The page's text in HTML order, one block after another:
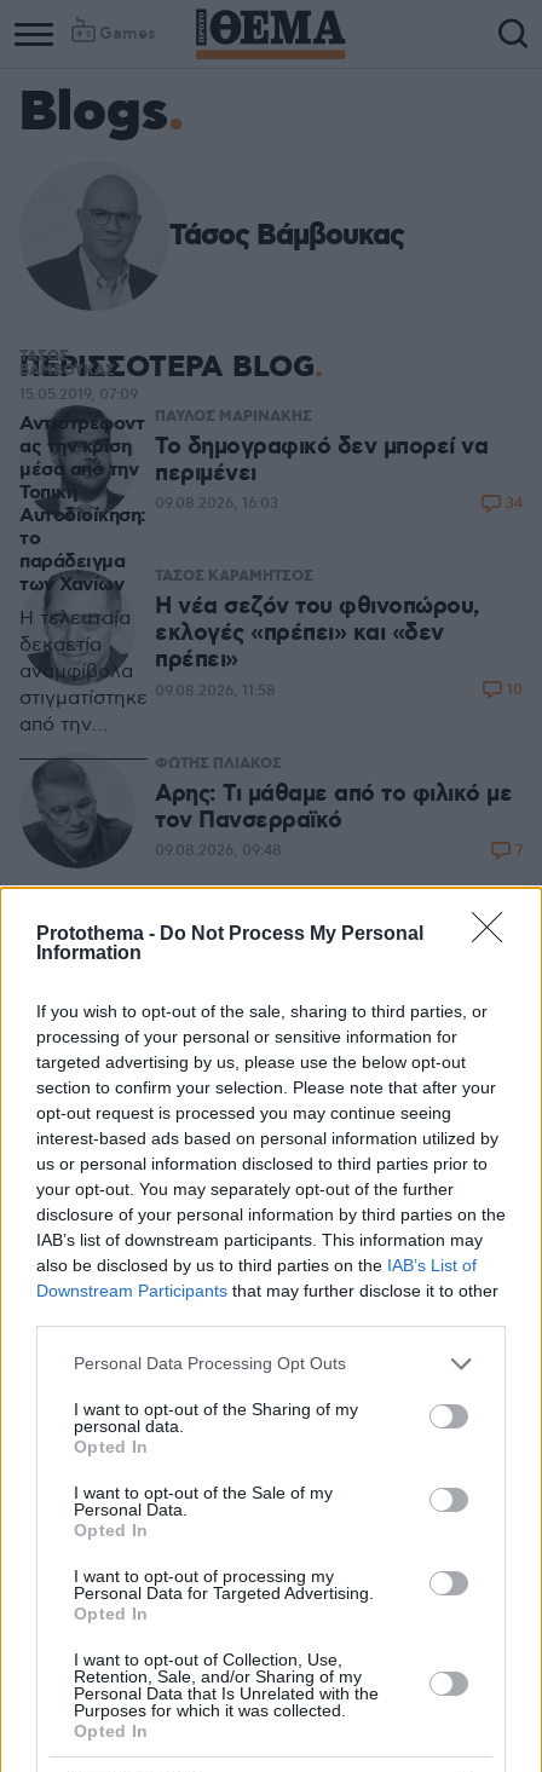
Protothema - Do Not Process My Personal
Information
If you wish to opt-out of the sale, sharing to third parties, or
processing of your personal or sensitive information for
targeted advertising by us, please use the below opt-out
section to confirm your selection. Please note that after your
opt-out request is processed you may continue seeing
interest-based ads based on personal information utilized by
us or personal information disclosed to third parties prior to
your opt-out. You may separately opt-out of the further
disclosure of your personal information by third parties on the
IAB’s list of downstream participants. This information may
also be disclosed by us to third parties on the IAB’s List of
Downstream Participants that may further disclose it to other
Please note that this website/app uses one or more Google
not limited to your visit or usage behaviour. You may click to
grant or deny consent to Google and its third-party tags to
use your data for below specified purposes in below Google
consent section.
Personal Data Processing Opt Outs
I want to opt-out of the Sharing of my
personal data.
Opted In
I want to opt-out of the Sale of my
Personal Data.
Opted In
I want to opt-out of processing my
Personal Data for Targeted Advertising.
Opted In
I want to opt-out of Collection, Use,
Retention, Sale, and/or Sharing of my
Personal Data that Is Unrelated with the
Purposes for which it was collected.
Opted In
Games
Blogs
Τάσος Βάμβουκας
ΠΕΡΙΣΣΟΤΕΡΑ BLOG
ΠΑΥΛΟΣ ΜΑΡΙΝΑΚΗΣ
Το δημογραφικό δεν μπορεί να
περιμένει
09.08.2026, 16:03 34
ΤΑΣΟΣ ΚΑΡΑΜΗΤΣΟΣ
Η νέα σεζόν του φθινοπώρου,
εκλογές «πρέπει» και «δεν
πρέπει»
09.08.2026, 11:58 10
ΦΩΤΗΣ ΠΛΙΑΚΟΣ
Αρης: Τι μάθαμε από το φιλικό με
τον Πανσερραϊκό
09.08.2026, 09:48 7
ΔΡ ΘΕΟΔΩΡΑ ΠΑΠΑΔΟΠΟΥΛΟΥ ΧΑΜΟΥΖΑ
09.08.2026, 09:36
ΠΑΝΤΕΛΗΣ ΔΙΑΜΑΝΤΟΠΟΥΛΟΣ
Δυο διαφωνίες και οι ενδεκαδάτοι
του Ολυμπιακού
09.08.2026, 08:27
ΤΑΣΟΣ
ΒΑΜΒΟΥΚΑΣ
Αντιστρέφοντ
ας την κρίση
μέσα από την
Τοπική
Αυτοδιοίκηση:
το
παράδειγμα
των Χανίων
Η τελευταία
δεκαετία
αναμφίβολα
στιγματίστηκε
από την
κρίση, οι
συνέπειες
της οποίας
άλλαξαν
ριζικά τα
τη λειτουργία
του κράτους
μηχανισμών
του.
15.05.2019, 07:09